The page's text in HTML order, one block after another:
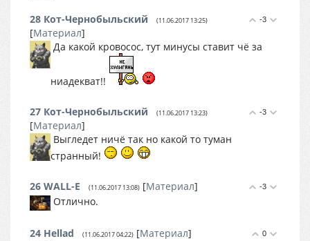
-3
28 Кот-Чернобыльский (11.06.2017 13:25)
[Материал]
Да какой кровосос, тут минусы ставит чё за
ниадекват!!
-3
27 Кот-Чернобыльский (11.06.2017 13:23)
[Материал]
Выгледет ничё так но какой то туман
странный!
-3
26 WALL-E (11.06.2017 13:08) [Материал]
Отлично.
0
24 Hellad (11.06.2017 04:22) [Материал]